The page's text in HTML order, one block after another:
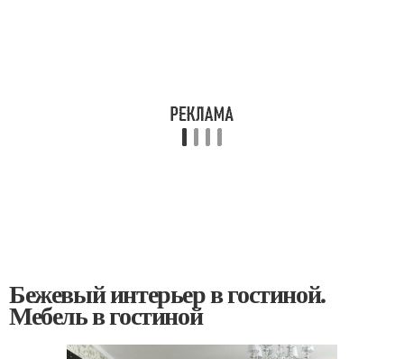
Бежевый интерьер в гостиной.
Мебель в гостиной